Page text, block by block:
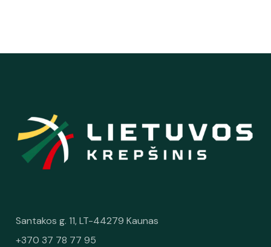
Santakos g. 11, LT-44279 Kaunas
+370 37 78 77 95